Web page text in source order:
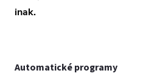
inak.
Automatické programy